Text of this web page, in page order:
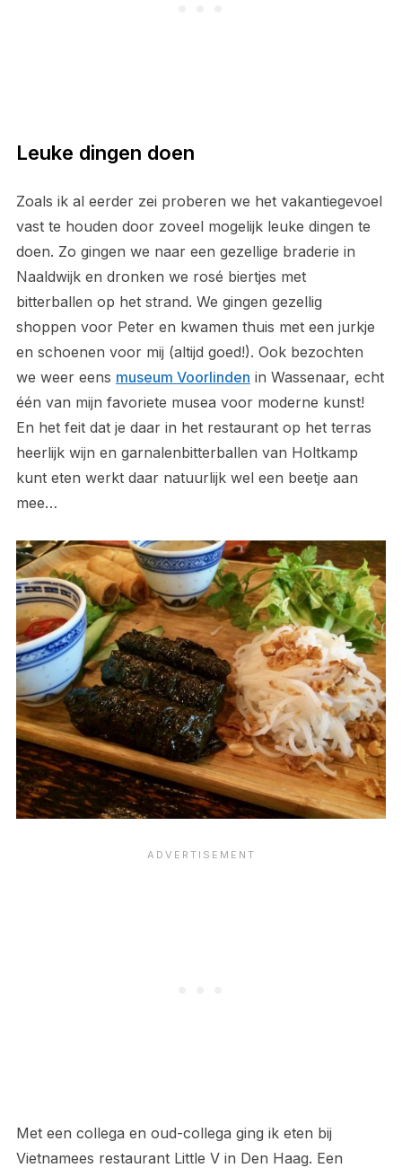
Leuke dingen doen
Zoals ik al eerder zei proberen we het vakantiegevoel
vast te houden door zoveel mogelijk leuke dingen te
doen. Zo gingen we naar een gezellige braderie in
Naaldwijk en dronken we rosé biertjes met
bitterballen op het strand. We gingen gezellig
shoppen voor Peter en kwamen thuis met een jurkje
en schoenen voor mij (altijd goed!). Ook bezochten
we weer eens museum Voorlinden in Wassenaar, echt
één van mijn favoriete musea voor moderne kunst!
En het feit dat je daar in het restaurant op het terras
heerlijk wijn en garnalenbitterballen van Holtkamp
kunt eten werkt daar natuurlijk wel een beetje aan
mee…
Met een collega en oud-collega ging ik eten bij
Vietnamees restaurant Little V in Den Haag. Een